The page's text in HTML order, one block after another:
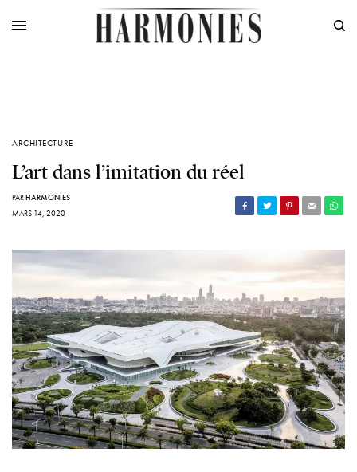
ARCHITECTURE
L’art dans l’imitation du réel
PARHARMONIES
MARS 14, 2020